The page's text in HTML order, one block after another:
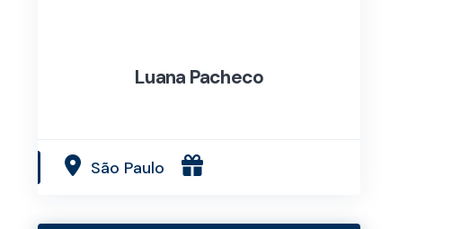
Luana Pacheco
São Paulo